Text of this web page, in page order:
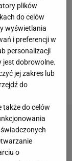
kraju aż
, a
że
będzie w
plików
do celów
wyświetlania
i preferencji w
personalizacji
jest dobrowolne.
jej zakres lub
do
także do celów
o